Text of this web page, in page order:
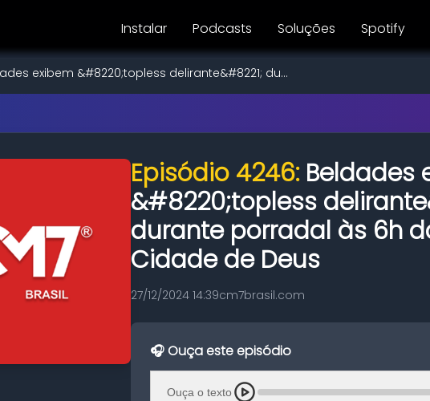
Instalar Podcasts Soluções Spotify
exibem &#8220;topless delirante&#8221; du...
Episódio 4246: Beldades
&#8220;topless
durante porradal às 6h
Cidade de Deus
27/12/2024 14:39cm7brasil.com
🎧 Ouça este episódio
Ouça o texto